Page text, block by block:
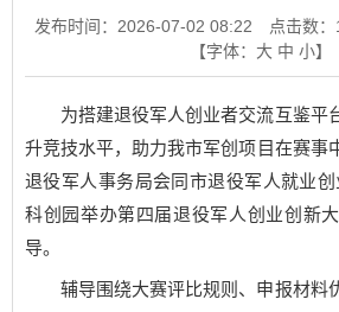
发布时间：2026-07-02 08:22 点击数：
【字体： 大 中 小】
为搭建退役军人创业者交流互鉴平
升竞技水平，助力我市军创项目在赛事
退役军人事务局会同市退役军人就业
科创园举办第四届退役军人创业创新
导。
辅导围绕大赛评比规则、申报材料